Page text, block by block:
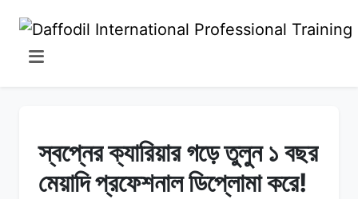
স্বপ্নের ক্যারিয়ার গড়ে তুলুন ১ বছর
মেয়াদি প্রফেশনাল ডিপ্লোমা করে!